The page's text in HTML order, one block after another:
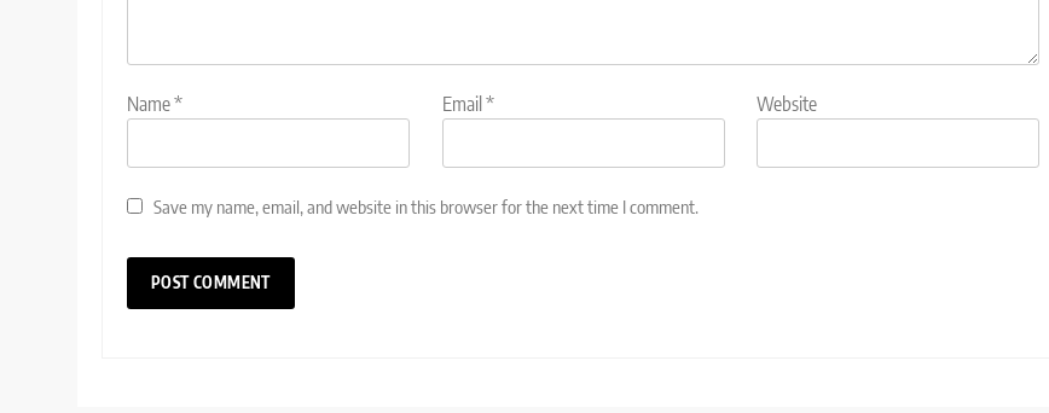
Name* Email* Website
Save my name, email, and website in this browser for the next time I comment.